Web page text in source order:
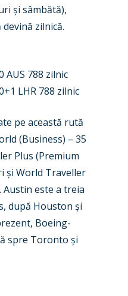
și sâmbătă),
zilnică.
AUS 788 zilnic
LHR 788 zilnic
pe această rută
(Business) – 35
Plus (Premium
și World Traveller
Austin este a treia
după Houston și
Boeing-
spre Toronto și
New Routes
Industry
Accidents / Incidents
Airshows